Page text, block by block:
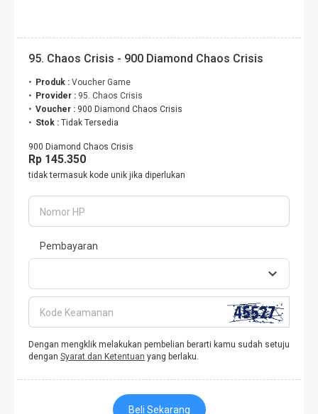
95. Chaos Crisis - 900 Diamond Chaos Crisis
Produk : Voucher Game
Provider : 95. Chaos Crisis
Voucher : 900 Diamond Chaos Crisis
Stok : Tidak Tersedia
900 Diamond Chaos Crisis
Rp 145.350
tidak termasuk kode unik jika diperlukan
Nomor HP
Pembayaran
Kode Keamanan
Dengan mengklik melakukan pembelian berarti kamu sudah setuju
dengan Syarat dan Ketentuan yang berlaku.
Beli Sekarang